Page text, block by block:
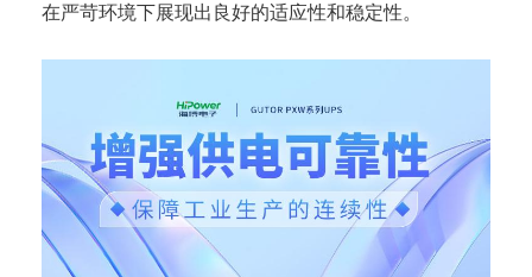
在严苛环境下展现出良好的适应性和稳定性。